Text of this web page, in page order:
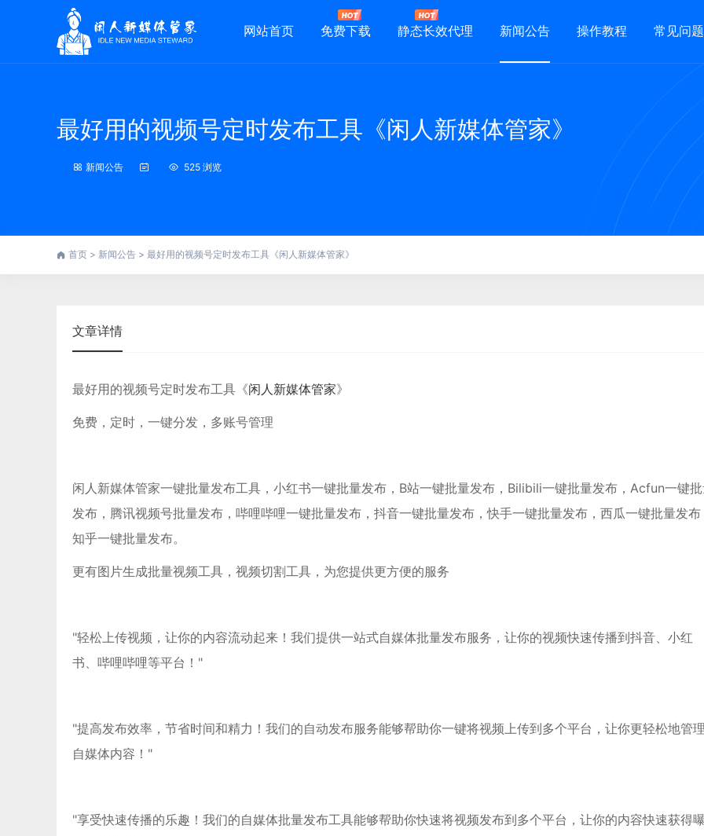
网站首页 免费下载 静态长效代理 新闻公告 操作教程 常见问题
最好用的视频号定时发布工具《闲人新媒体管家》
新闻公告 525 浏览
首页 > 新闻公告 > 最好用的视频号定时发布工具《闲人新媒体管家》
文章详情
最好用的视频号定时发布工具《闲人新媒体管家》
免费，定时，一键分发，多账号管理
闲人新媒体管家一键批量发布工具，小红书一键批量发布，B站一键批量发布，Bilibili一键批量发布，Acfun一键
发布，腾讯视频号批量发布，哔哩哔哩一键批量发布，抖音一键批量发布，快手一键批量发布，西瓜一键批量发布
知乎一键批量发布。
更有图片生成批量视频工具，视频切割工具，为您提供更方便的服务
"轻松上传视频，让你的内容流动起来！我们提供一站式自媒体批量发布服务，让你的视频快速传播到抖音、小红
书、哔哩哔哩等平台！"
"提高发布效率，节省时间和精力！我们的自动发布服务能够帮助你一键将视频上传到多个平台，让你更轻松地管
自媒体内容！"
"享受快速传播的乐趣！我们的自媒体批量发布工具能够帮助你快速将视频发布到多个平台，让你的内容快速获得